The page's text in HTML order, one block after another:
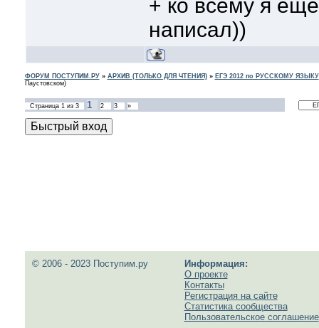
+ ко всему я
написал))
ФОРУМ ПОСТУПИМ.РУ» АРХИВ (ТОЛЬКО ДЛЯ ЧТЕНИЯ)» ЕГЭ 2012 по РУССКОМУ ЯЗЫКУ
Паустовском)
Страница 1из 3 1 2 3 »
© 2006 - 2023 Поступим.ру
Информация:
О проекте
Контакты
Регистрация на сайте
Статистика сообщества
Пользовательское соглашение